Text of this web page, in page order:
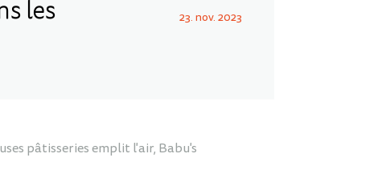
les
23. nov. 2023
pâtisseries emplit l'air, Babu's